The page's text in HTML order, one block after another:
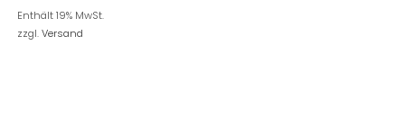
Enthält 19% MwSt.
zzgl.Versand